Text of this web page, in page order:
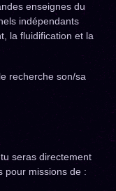
enseignes du
indépendants
la fluidification et la
recherche son/sa
seras directement
pour missions de :